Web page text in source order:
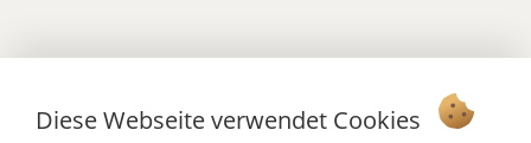
Vertrag widerrufen
Diese Webseite verwendet Cookies